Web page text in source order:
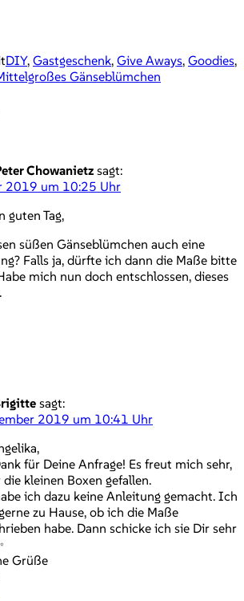
DIY, Gastgeschenk, Give Aways, Goodies,
Gänseblümchen
Chowanietz sagt:
2019 um 10:25 Uhr
guten Tag,
süßen Gänseblümchen auch eine
Falls ja, dürfte ich dann die Maße bitte
mich nun doch entschlossen, dieses
sagt:
2019 um 10:41 Uhr
für Deine Anfrage! Es freut mich sehr,
die kleinen Boxen gefallen.
ich dazu keine Anleitung gemacht. Ich
zu Hause, ob ich die Maße
habe. Dann schicke ich sie Dir sehr
Grüße